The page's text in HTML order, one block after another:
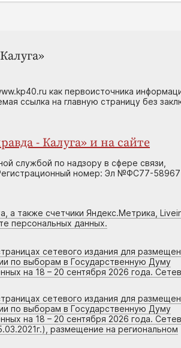
как первоисточника
ссылка на главную страницу без
- Калуга» и на сайте
службой по надзору в сфере связи,
номер: Эл №ФС77-58967
а также счетчики Яндекс.Метрика,
персональных данных.
сетевого издания для
по выборам в Государственную Думу
на 18 – 20 сентября 2026 года.
сетевого издания для
по выборам в Государственную Думу
на 18 – 20 сентября 2026 года.
размещение на региональном